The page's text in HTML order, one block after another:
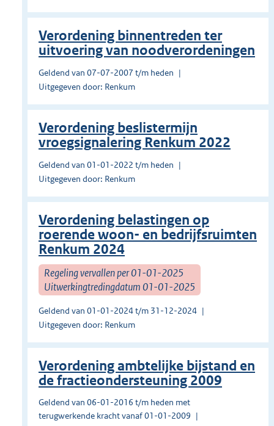
Verordening binnentreden ter
uitvoering van noodverordeningen
Geldend van 07-07-2007 t/m heden
Uitgegeven door: Renkum
Verordening beslistermijn
vroegsignalering Renkum 2022
Geldend van 01-01-2022 t/m heden
Uitgegeven door: Renkum
Verordening belastingen op
roerende woon- en bedrijfsruimten
Renkum 2024
Regeling vervallen per 01-01-2025
Uitwerkingtredingdatum 01-01-2025
Geldend van 01-01-2024 t/m 31-12-2024
Uitgegeven door: Renkum
Verordening ambtelijke bijstand en
de fractieondersteuning 2009
Geldend van 06-01-2016 t/m heden met
terugwerkende kracht vanaf 01-01-2009